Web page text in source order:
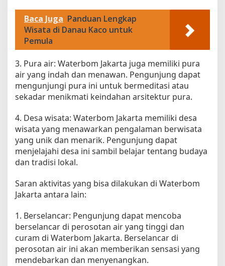
Baca Juga Panduan Lengkap
Wisata di Danau Kaco untuk
Pemula
3. Pura air: Waterbom Jakarta juga memiliki pura
air yang indah dan menawan. Pengunjung dapat
mengunjungi pura ini untuk bermeditasi atau
sekadar menikmati keindahan arsitektur pura.
4. Desa wisata: Waterbom Jakarta memiliki desa
wisata yang menawarkan pengalaman berwisata
yang unik dan menarik. Pengunjung dapat
menjelajahi desa ini sambil belajar tentang budaya
dan tradisi lokal.
Saran aktivitas yang bisa dilakukan di Waterbom
Jakarta antara lain:
1. Berselancar: Pengunjung dapat mencoba
berselancar di perosotan air yang tinggi dan
curam di Waterbom Jakarta. Berselancar di
perosotan air ini akan memberikan sensasi yang
mendebarkan dan menyenangkan.